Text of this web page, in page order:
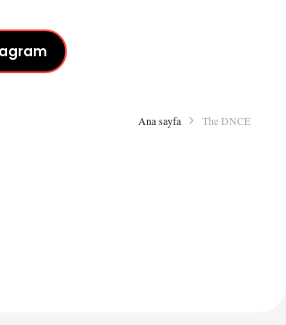
Ana sayfa The DNCE